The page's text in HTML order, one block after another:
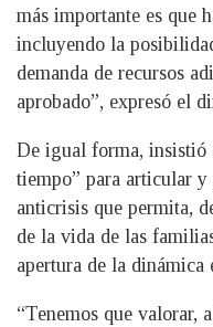
más importante es que
incluyendo la
demanda de recursos
aprobado”, expresó el
De igual forma, insistió
tiempo” para articular
anticrisis que permita,
de la vida de las
apertura de la dinámica
“Tenemos que valorar,